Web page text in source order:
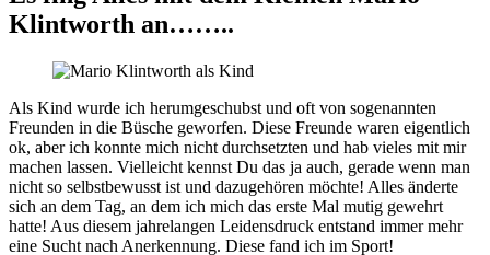
Klintworth an……..
Als Kind wurde ich herumgeschubst und oft von sogenannten
Freunden in die Büsche geworfen. Diese Freunde waren eigentlich
ok, aber ich konnte mich nicht durchsetzten und hab vieles mit mir
machen lassen. Vielleicht kennst Du das ja auch, gerade wenn man
nicht so selbstbewusst ist und dazugehören möchte! Alles änderte
sich an dem Tag, an dem ich mich das erste Mal mutig gewehrt
hatte! Aus diesem jahrelangen Leidensdruck entstand immer mehr
eine Sucht nach Anerkennung. Diese fand ich im Sport!